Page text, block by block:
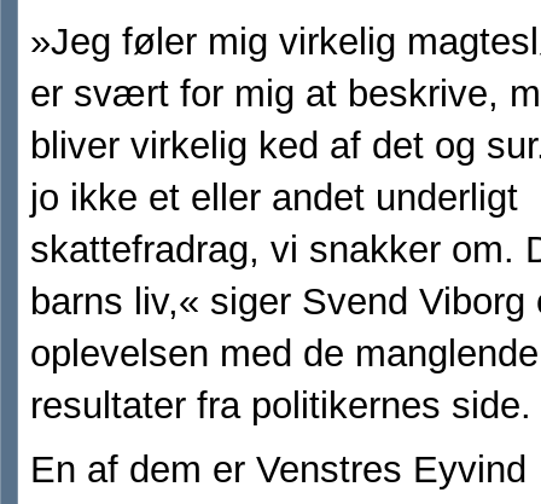
»Jeg føler mig virkelig
er svært for mig at beskrive,
bliver virkelig ked af det og
jo ikke et eller andet underligt
skattefradrag, vi snakker om.
barns liv,« siger Svend Viborg
oplevelsen med de manglende
resultater fra politikernes side.
En af dem er Venstres Eyvind